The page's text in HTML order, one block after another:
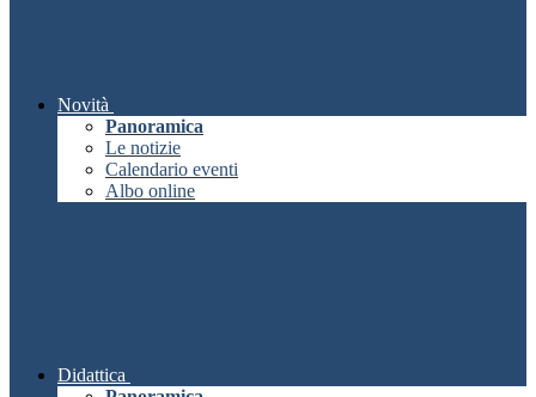
Novità
Panoramica
Le notizie
Calendario eventi
Albo online
Didattica